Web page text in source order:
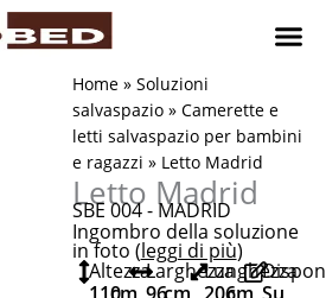
Home» Soluzioni
salvaspazio» Camerette e
letti salvaspazio per bambini
e ragazzi » Letto Madrid
Letto Madrid
SBE 004 - MADRID
Ingombro della soluzione
in foto (leggi di più)
AltezzaLarghezzaLunghezza